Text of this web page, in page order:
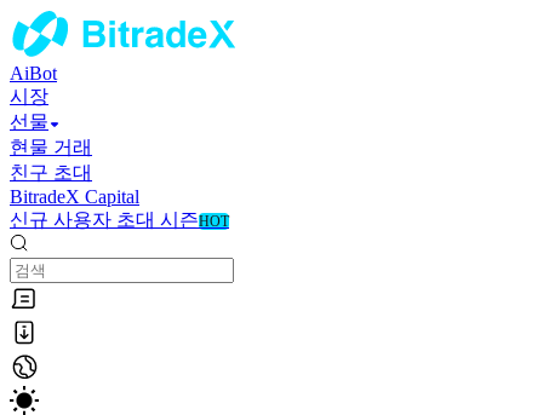
AiBot
시장
선물
현물 거래
친구 초대
BitradeX Capital
신규 사용자 초대 시즌HOT